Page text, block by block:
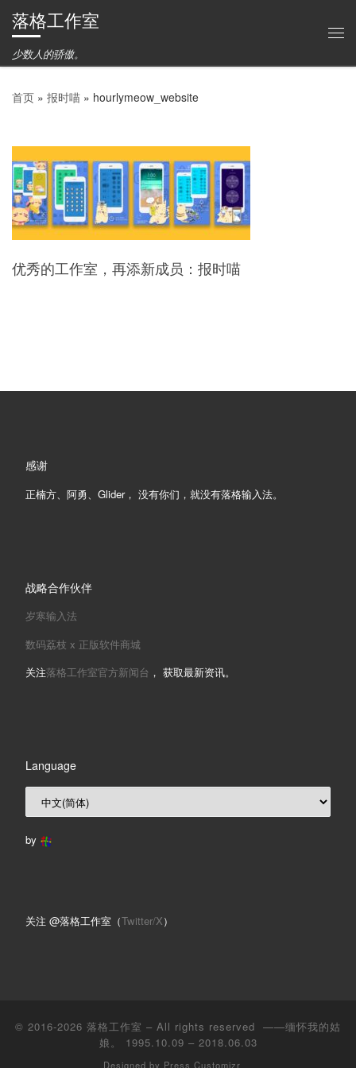
Skip to content
落格工作室
少数人的骄傲。
首页 » 报时喵 » hourlymeow_website
优秀的工作室，再添新成员：报时喵
感谢
正楠方、阿勇、Glider， 没有你们，就没有落格输入法。
战略合作伙伴
岁寒输入法
数码荔枝 x 正版软件商城
关注落格工作室官方新闻台 ， 获取最新资讯。
Language
by
关注 @落格工作室（Twitter/X）
© 2016-2026 落格工作室 – All rights reserved ——缅怀我的姑
娘。 1995.10.09 – 2018.06.03
Designed by Press Customizr